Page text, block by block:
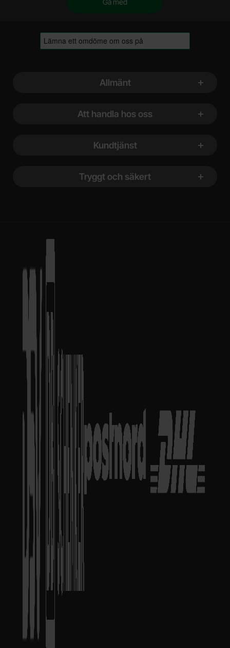
Allmänt
Att handla hos oss
Kundtjänst
Tryggt och säkert